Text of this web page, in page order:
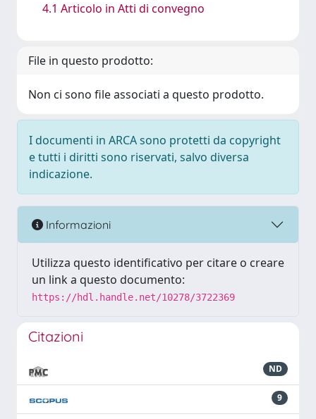
4.1 Articolo in Atti di convegno
File in questo prodotto:
Non ci sono file associati a questo prodotto.
I documenti in ARCA sono protetti da copyright
e tutti i diritti sono riservati, salvo diversa
indicazione.
Informazioni
Utilizza questo identificativo per citare o creare
un link a questo documento:
https://hdl.handle.net/10278/3722369
Citazioni
ND
9